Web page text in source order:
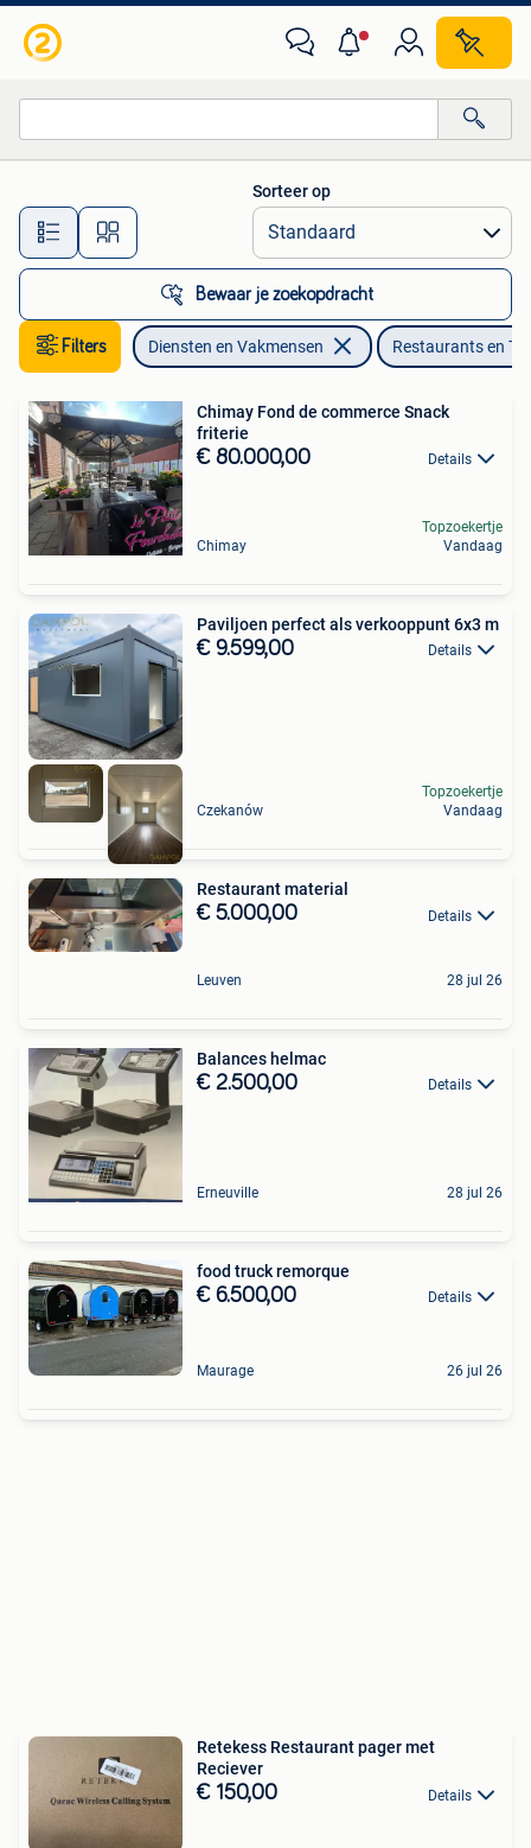
Alle afstanden…
Sorteer op
Bewaar je zoekopdracht
Filters Diensten en Vakmensen Restaurants en
Chimay Fond de commerce Snack
friterie
€ 80.000,00 Details
Chimay
Topzoekertje
Vandaag
Paviljoen perfect als verkooppunt 6x3 m
€ 9.599,00 Details
Czekanów
Topzoekertje
Vandaag
Restaurant material
€ 5.000,00 Details
Leuven 28 jul 26
Balances helmac
€ 2.500,00 Details
Erneuville 28 jul 26
food truck remorque
€ 6.500,00 Details
Maurage 26 jul 26
Retekess Restaurant pager met
Reciever
€ 150,00 Details